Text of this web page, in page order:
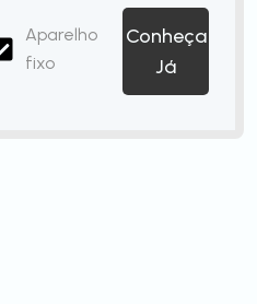
Aparelho
fixo
Conheça
Já